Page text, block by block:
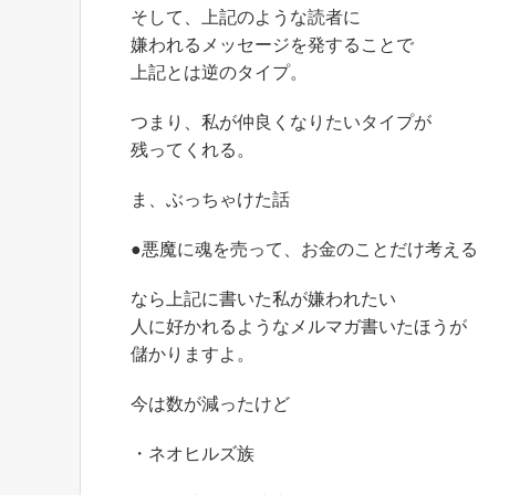
そして、上記のような読者に
嫌われるメッセージを発することで
上記とは逆のタイプ。
つまり、私が仲良くなりたいタイプが
残ってくれる。
ま、ぶっちゃけた話
●悪魔に魂を売って、お金のことだけ考える
なら上記に書いた私が嫌われたい
人に好かれるようなメルマガ書いたほうが
儲かりますよ。
今は数が減ったけど
・ネオヒルズ族